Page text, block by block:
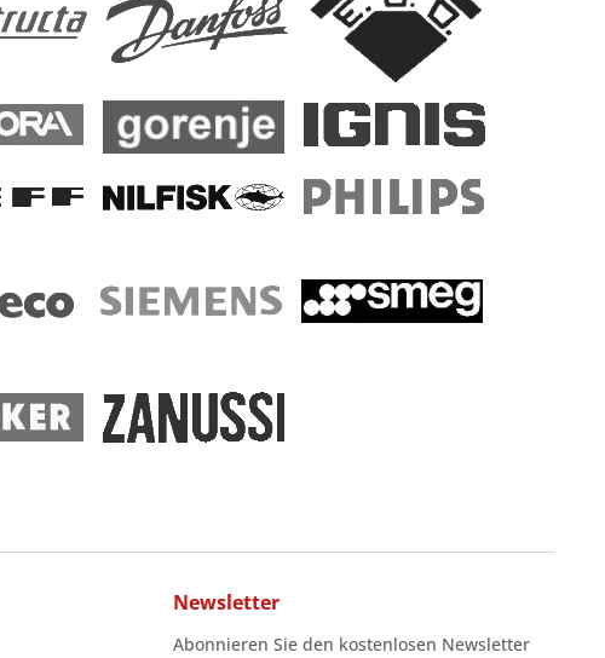
Newsletter
Abonnieren Sie den kostenlosen Newsletter